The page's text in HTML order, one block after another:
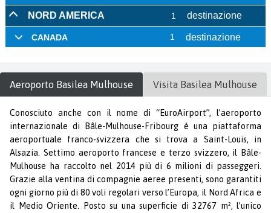
Aeroporto Basilea Mulhouse Visita Basilea Mulhouse
Conosciuto anche con il nome di “EuroAirport”, l’aeroporto
internazionale di Bâle-Mulhouse-Fribourg è una piattaforma
aeroportuale franco-svizzera che si trova a Saint-Louis, in
Alsazia. Settimo aeroporto francese e terzo svizzero, il Bâle-
Mulhouse ha raccolto nel 2014 più di 6 milioni di passeggeri.
Grazie alla ventina di compagnie aeree presenti, sono garantiti
ogni giorno più di 80 voli regolari verso l’Europa, il Nord Africa e
il Medio Oriente. Posto su una superficie di 32767 m², l’unico